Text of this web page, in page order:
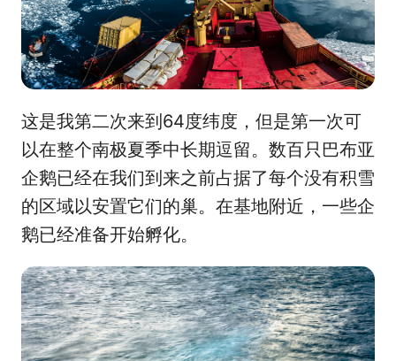
这是我第二次来到64度纬度，但是第一次可
以在整个南极夏季中长期逗留。数百只巴布亚
企鹅已经在我们到来之前占据了每个没有积雪
的区域以安置它们的巢。在基地附近，一些企
鹅已经准备开始孵化。